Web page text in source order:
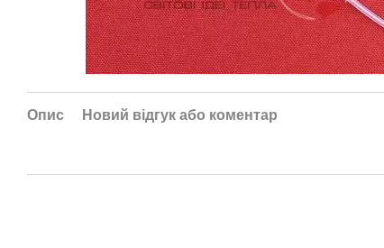
Опис Новий відгук або коментар